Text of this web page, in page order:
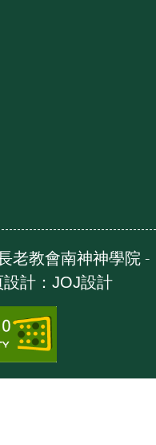
老教會南神神學院 -
計： JOJ設計